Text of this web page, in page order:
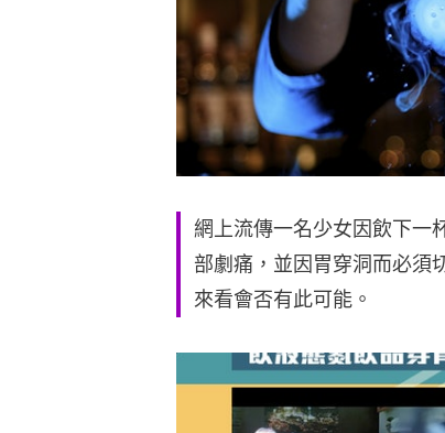
網上流傳一名少女因飲下一
部劇痛，並因胃穿洞而必須
來看會否有此可能。